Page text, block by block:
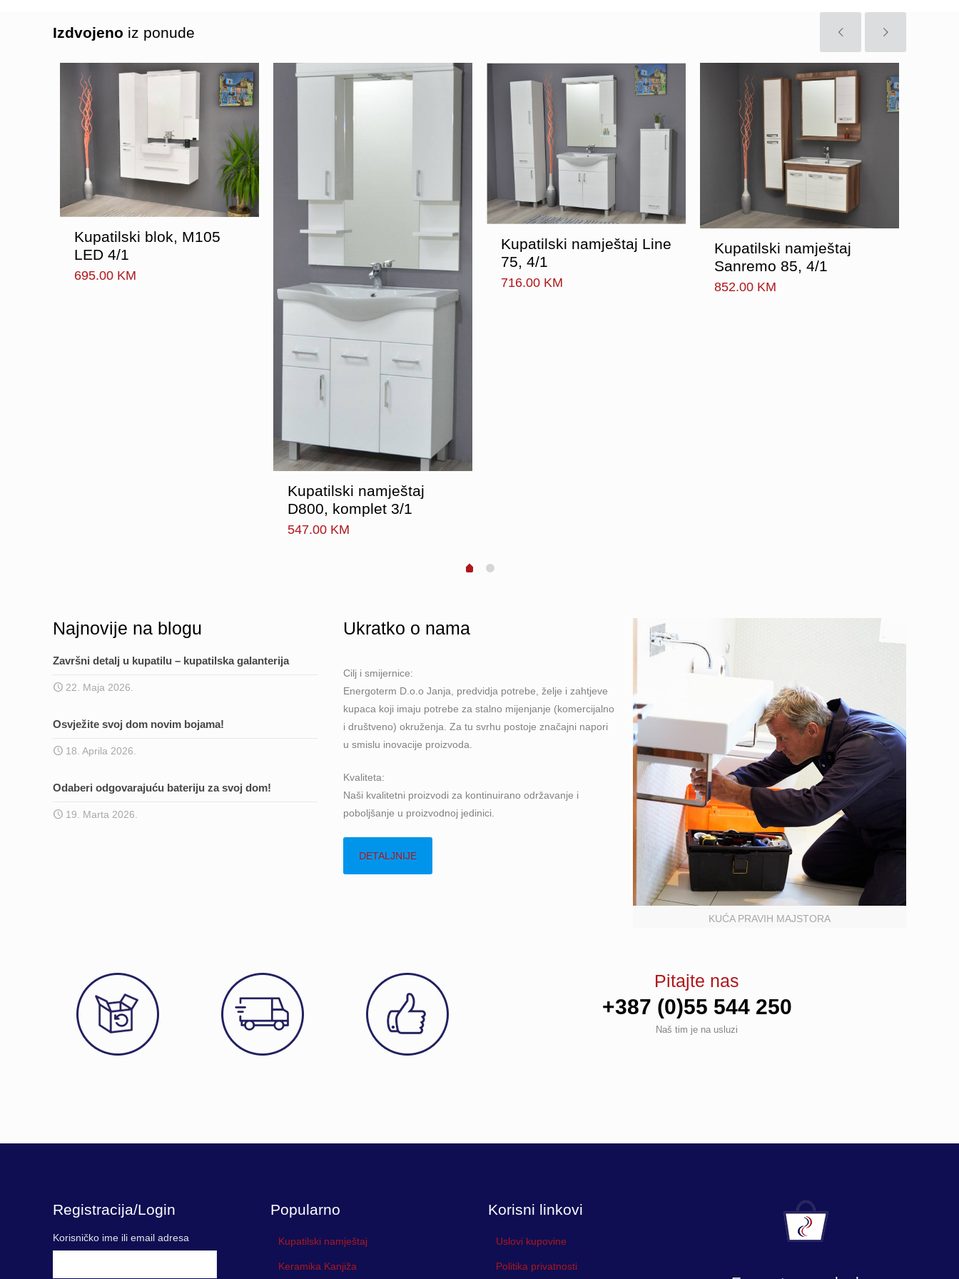
Izdvojeno iz ponude
Kupatilski blok, M105
LED 4/1
695.00 KM
Kupatilski namještaj
D800, komplet 3/1
547.00 KM
Kupatilski namještaj Line
75, 4/1
716.00 KM
Kupatilski namještaj
Sanremo 85, 4/1
852.00 KM
Najnovije na blogu
Završni detalj u kupatilu – kupatilska galanterija
22. Maja 2026.
Osvježite svoj dom novim bojama!
18. Aprila 2026.
Odaberi odgovarajuću bateriju za svoj dom!
19. Marta 2026.
Ukratko o nama
Cilj i smijernice:
Energoterm D.o.o Janja, predvidja potrebe, želje i zahtjeve
kupaca koji imaju potrebe za stalno mijenjanje (komercijalno
i društveno) okruženja. Za tu svrhu postoje značajni napori
u smislu inovacije proizvoda.
Kvaliteta:
Naši kvalitetni proizvodi za kontinuirano održavanje i
poboljšanje u proizvodnoj jedinici.
DETALJNIJE
KUĆA PRAVIH MAJSTORA
Pitajte nas
+387 (0)55 544 250
Naš tim je na usluzi
Registracija/Login
Korisničko ime ili email adresa
Popularno
Kupatilski namještaj
Keramika Kanjiža
Korisni linkovi
Uslovi kupovine
Politika privatnosti